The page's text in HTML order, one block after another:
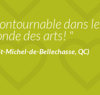
dans le
des arts! "
Michel-de-Bellechasse, QC)